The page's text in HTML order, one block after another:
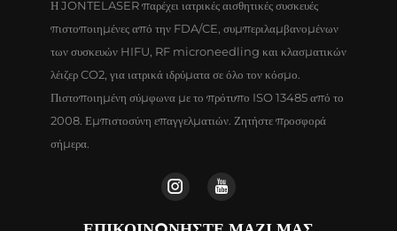
Η JONTELASER παρέχει ιατρικές αισθητικές συσκευές
πιστοποιημένες από την FDA/CE, συμπεριλαμβανομένων
των συσκευών HIFU, RF microneedling και κλασματικών
λέιζερ CO2, για ιατρικά ιδρύματα σε όλο τον κόσμο.
Πιστοποιημένη σύμφωνα με το πρότυπο ISO 13485 από το
2008. Εμπιστοσύνη επαγγελματιών. Ζητήστε προσφορά
σήμερα.